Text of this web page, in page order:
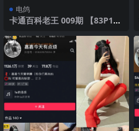
电鸽
卡通百科老王 009期 【83P1